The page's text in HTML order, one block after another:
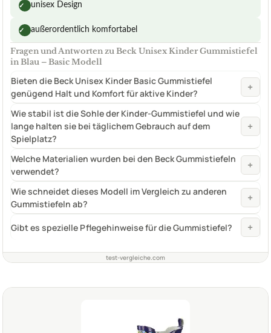
✓ unisex Design
✓ außerordentlich komfortabel
Fragen und Antworten zu Beck Unisex Kinder Gummistiefel
in Blau – Basic Modell
Bieten die Beck Unisex Kinder Basic Gummistiefel
genügend Halt und Komfort für aktive Kinder?
+
Wie stabil ist die Sohle der Kinder-Gummistiefel und wie
lange halten sie bei täglichem Gebrauch auf dem
Spielplatz?
+
Welche Materialien wurden bei den Beck Gummistiefeln
verwendet?
+
Wie schneidet dieses Modell im Vergleich zu anderen
Gummistiefeln ab?
+
Gibt es spezielle Pflegehinweise für die Gummistiefel? +
test-vergleiche.com